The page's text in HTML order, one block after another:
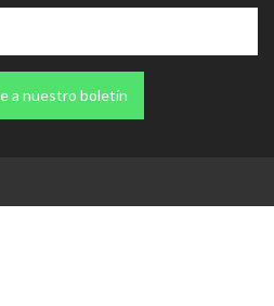
a nuestro boletín